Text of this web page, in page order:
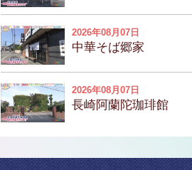
2026年08月07日
中華そば郷家
2026年08月07日
長崎阿蘭陀珈琲館